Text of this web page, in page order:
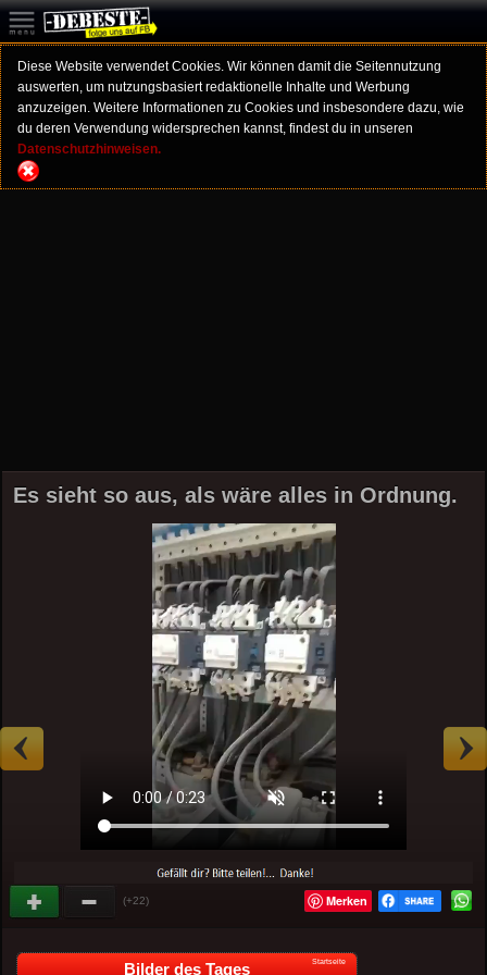
Diese Website verwendet Cookies. Wir können damit die Seitennutzung
auswerten, um nutzungsbasiert redaktionelle Inhalte und Werbung
anzuzeigen. Weitere Informationen zu Cookies und insbesondere dazu, wie
du deren Verwendung widersprechen kannst, findest du in unseren
Datenschutzhinweisen.
Es sieht so aus, als wäre alles in Ordnung.
(+22) Merken
Bilder des Tages Startseite